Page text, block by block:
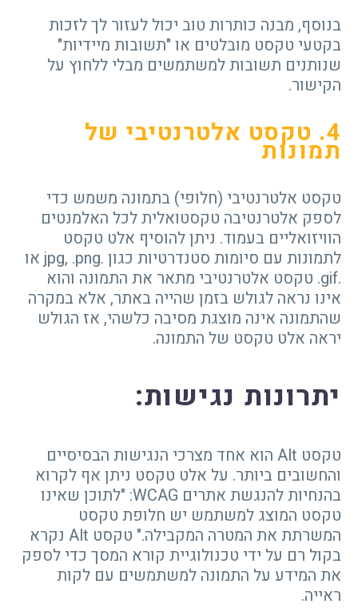
בנוסף, מבנה כותרות טוב יכול לעזור לך לזכות
בקטעי טקסט מובלטים או "תשובות מיידיות"
שנותנים תשובות למשתמשים מבלי ללחוץ על
הקישור.
4. טקסט אלטרנטיבי של
תמונות
טקסט אלטרנטיבי (חלופי) בתמונה משמש כדי
לספק אלטרנטיבה טקסטואלית לכל האלמנטים
הוויזואליים בעמוד. ניתן להוסיף אלט טקסט
לתמונות עם סיומות סטנדרטיות כגון .jpg, .png או
.gif. טקסט אלטרנטיבי מתאר את התמונה והוא
אינו נראה לגולש בזמן שהייה באתר, אלא במקרה
שהתמונה אינה מוצגת מסיבה כלשהי, אז הגולש
יראה אלט טקסט של התמונה.
יתרונות נגישות:
טקסט Alt הוא אחד מצרכי הנגישות הבסיסיים
והחשובים ביותר. על אלט טקסט ניתן אף לקרוא
בהנחיות להנגשת אתרים WCAG: "לתוכן שאינו
טקסט המוצג למשתמש יש חלופת טקסט
המשרתת את המטרה המקבילה." טקסט Alt נקרא
בקול רם על ידי טכנולוגיית קורא המסך כדי לספק
את המידע על התמונה למשתמשים עם לקות
ראייה.